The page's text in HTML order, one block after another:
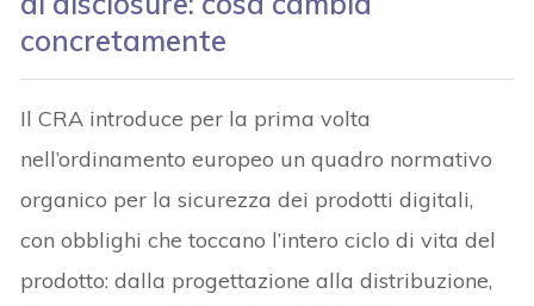
concretamente
Il CRA introduce per la prima volta
nell’ordinamento europeo un quadro normativo
organico per la sicurezza dei prodotti digitali,
con obblighi che toccano l’intero ciclo di vita del
prodotto: dalla progettazione alla distribuzione,